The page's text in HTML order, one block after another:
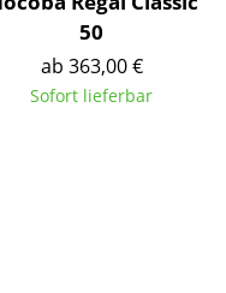
50
ab 363,00 €
Sofort lieferbar